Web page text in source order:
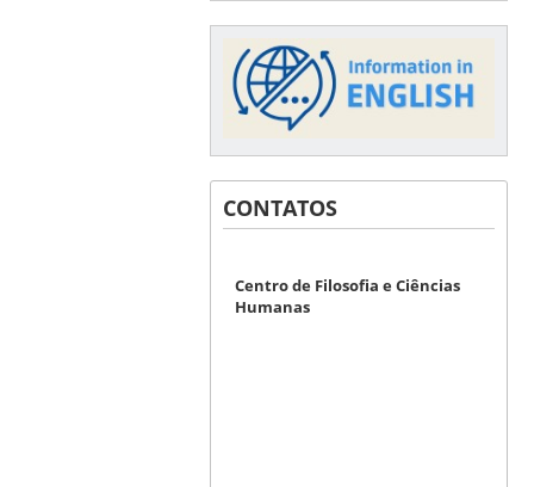
CONTATOS
Centro de Filosofia e Ciências
Humanas